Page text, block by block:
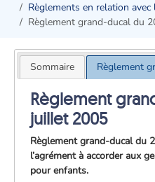
Règlements en relation
Règlement grand-ducal du
Sommaire Règlement
Règlement
juillet 2005
Règlement grand-ducal du
l’agrément à accorder aux
pour enfants.